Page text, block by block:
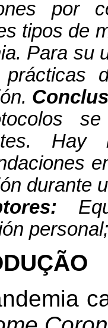
por
tipos de
Para su
prácticas
durante